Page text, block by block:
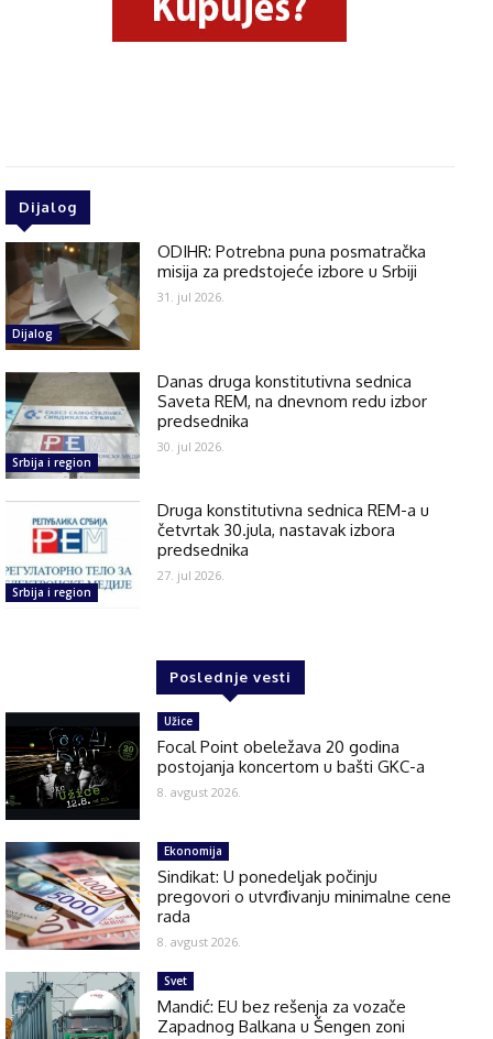
Dijalog
Dijalog
ODIHR: Potrebna puna posmatračka
misija za predstojeće izbore u Srbiji
31. jul 2026.
Srbija i region
Danas druga konstitutivna sednica
Saveta REM, na dnevnom redu izbor
predsednika
30. jul 2026.
Srbija i region
Druga konstitutivna sednica REM-a u
četvrtak 30.jula, nastavak izbora
predsednika
27. jul 2026.
Poslednje vesti
Užice
Focal Point obeležava 20 godina
postojanja koncertom u bašti GKC-a
8. avgust 2026.
Ekonomija
Sindikat: U ponedeljak počinju
pregovori o utvrđivanju minimalne cene
rada
8. avgust 2026.
Svet
Mandić: EU bez rešenja za vozače
Zapadnog Balkana u Šengen zoni